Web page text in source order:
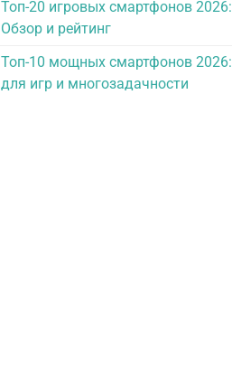
интерактивный
2
руб.
Топ-20 игровых смартфонов 2026:
Обзор и рейтинг
Топ-10 мощных смартфонов 2026:
для игр и многозадачности